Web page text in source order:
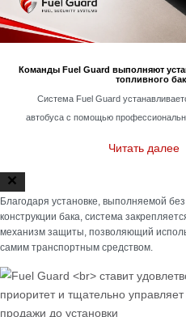
Команды Fuel Guard выполняют